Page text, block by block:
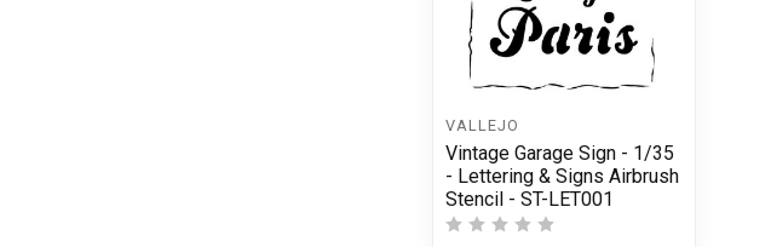
VALLEJO
Vintage Garage Sign - 1/35
- Lettering & Signs Airbrush
Stencil - ST-LET001